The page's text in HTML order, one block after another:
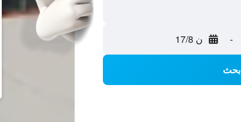
- ن 17/8
بحث